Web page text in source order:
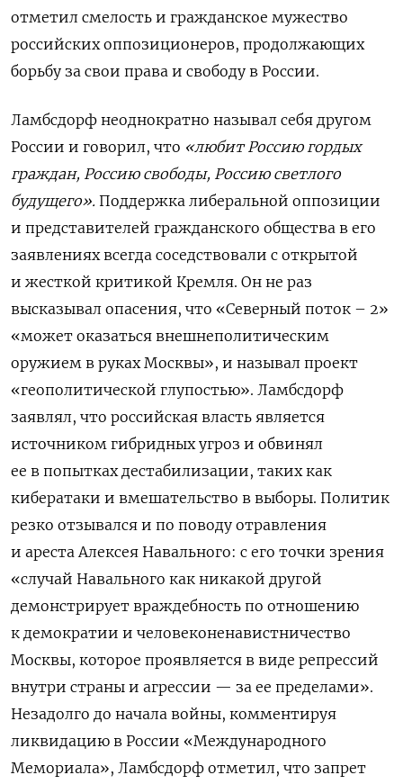
отметил смелость и гражданское мужество
российских оппозиционеров, продолжающих
борьбу за свои права и свободу в России.
Ламбсдорф неоднократно называл себя другом
России и говорил, что «любит Россию гордых
граждан, Россию свободы, Россию светлого
будущего». Поддержка либеральной оппозиции
и представителей гражданского общества в его
заявлениях всегда соседствовали с открытой
и жесткой критикой Кремля. Он не раз
высказывал опасения, что «Северный поток – 2»
«может оказаться внешнеполитическим
оружием в руках Москвы», и называл проект
«геополитической глупостью». Ламбсдорф
заявлял, что российская власть является
источником гибридных угроз и обвинял
ее в попытках дестабилизации, таких как
кибератаки и вмешательство в выборы. Политик
резко отзывался и по поводу отравления
и ареста Алексея Навального: с его точки зрения
«случай Навального как никакой другой
демонстрирует враждебность по отношению
к демократии и человеконенавистничество
Москвы, которое проявляется в виде репрессий
внутри страны и агрессии — за ее пределами».
Незадолго до начала войны, комментируя
ликвидацию в России «Международного
Мемориала», Ламбсдорф отметил, что запрет